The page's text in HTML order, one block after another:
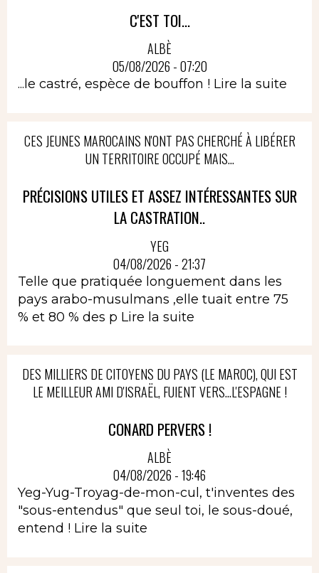
C'EST TOI...
ALBÈ
05/08/2026 - 07:20
...le castré, espèce de bouffon ! Lire la suite
CES JEUNES MAROCAINS N'ONT PAS CHERCHÉ À LIBÉRER
UN TERRITOIRE OCCUPÉ MAIS...
PRÉCISIONS UTILES ET ASSEZ INTÉRESSANTES SUR
LA CASTRATION..
YEG
04/08/2026 - 21:37
Telle que pratiquée longuement dans les
pays arabo-musulmans ,elle tuait entre 75
% et 80 % des p Lire la suite
DES MILLIERS DE CITOYENS DU PAYS (LE MAROC), QUI EST
LE MEILLEUR AMI D'ISRAËL, FUIENT VERS...L'ESPAGNE !
CONARD PERVERS !
ALBÈ
04/08/2026 - 19:46
Yeg-Yug-Troyag-de-mon-cul, t'inventes des
"sous-entendus" que seul toi, le sous-doué,
entend ! Lire la suite